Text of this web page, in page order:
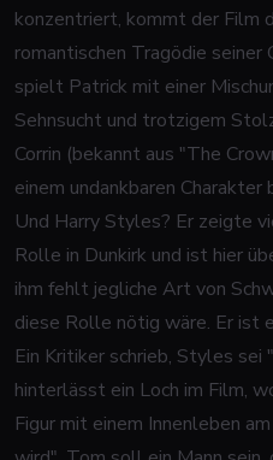
konzentriert, kommt der Film
romantischen Tragödie seiner
spielt Patrick mit einer
Sehnsucht und trotzigem
Corrin (bekannt aus "The
einem undankbaren
Und Harry Styles? Er zeigte
Rolle in Dunkirk und ist hier
ihm fehlt jegliche Art von
diese Rolle nötig wäre. Er ist
Ein Kritiker schrieb, Styles sei
hinterlässt ein Loch im Film,
Figur mit einem Innenleben